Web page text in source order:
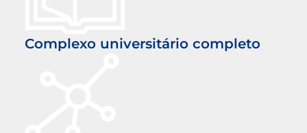
Complexo universitário completo